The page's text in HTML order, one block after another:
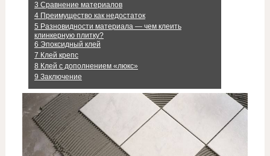
3 Сравнение материалов
4Преимущество как недостаток
5 Разновидности материала — чем клеить
клинкерную плитку?
6 Эпоксидный клей
7 Клей крепс
8 Клей с дополнением «люкс»
9 Заключение